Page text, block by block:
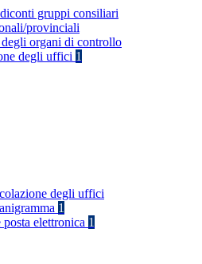
gruppi consiliari
provinciali
organi di controllo
degli uffici 1
degli uffici
1
elettronica 1